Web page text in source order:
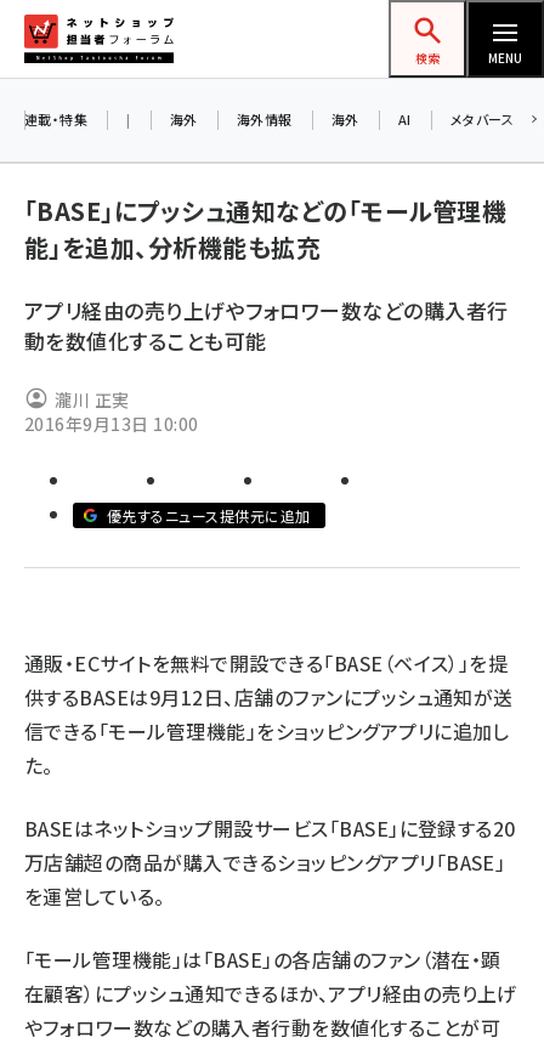
ン
ネットショップ担当者フォーラム
検索 MENU
yahoo (1908)
ecbeing (1211)
base (1083)
連載・特集 | 海外 海外情報 海外 AI メタバース
「BASE」にプッシュ通知などの「モール管理機
能」を追加、分析機能も拡充
アプリ経由の売り上げやフォロワー数などの購入者行
動を数値化することも可能
瀧川 正実
2016年9月13日 10:00
優先するニュース提供元に追加
通販・ECサイトを無料で開設できる「BASE（ベイス）」を提
供するBASEは9月12日、店舗のファンにプッシュ通知が送
信できる「モール管理機能」をショッピングアプリに追加し
た。
BASEはネットショップ開設サービス「BASE」に登録する20
万店舗超の商品が購入できるショッピングアプリ「BASE」
を運営している。
「モール管理機能」は「BASE」の各店舗のファン（潜在・顕
在顧客）にプッシュ通知できるほか、アプリ経由の売り上げ
やフォロワー数などの購入者行動を数値化することが可